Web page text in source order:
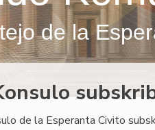
de la
de la Esperanta Civito